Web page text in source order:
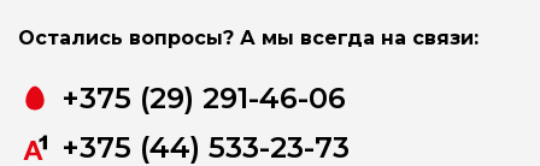
Остались вопросы? А мы всегда на связи:
+375 (29) 291-46-06
+375 (44) 533-23-73